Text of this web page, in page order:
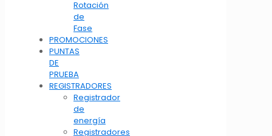
Rotación
de
Fase
PROMOCIONES
PUNTAS
DE
PRUEBA
REGISTRADORES
Registrador
de
energía
Registradores